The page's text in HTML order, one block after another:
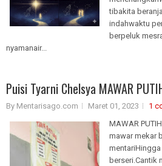
tibakita
indahwaktu
berpeluk
nyamanair...
Puisi Tyarni Chelsya MAWAR
By Mentarisago.com Maret 01, 2023
1
MAWAR
mawar mekar
berseri.Cantik